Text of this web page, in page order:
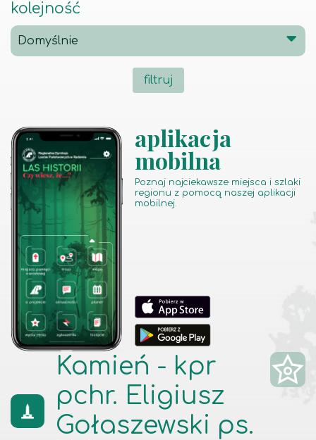
Kamień - kpr
pchr. Eligiusz
Gołaszewski ps.
kolejność
filtruj
aplikacja
mobilna
Poznaj najciekawsze miejsca i szlaki
regionu z pomocą naszej aplikacji
mobilnej.